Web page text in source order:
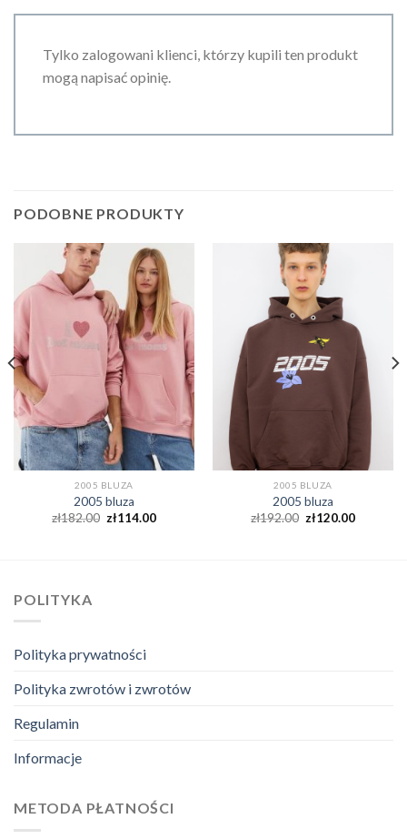
Tylko zalogowani klienci, którzy kupili ten produkt
mogą napisać opinię.
PODOBNE PRODUKTY
2005 BLUZA
2005 bluza
zł182.00 zł114.00
2005 BLUZA
2005 bluza
zł192.00 zł120.00
POLITYKA
Polityka prywatności
Polityka zwrotów i zwrotów
Regulamin
Informacje
METODA PŁATNOŚCI